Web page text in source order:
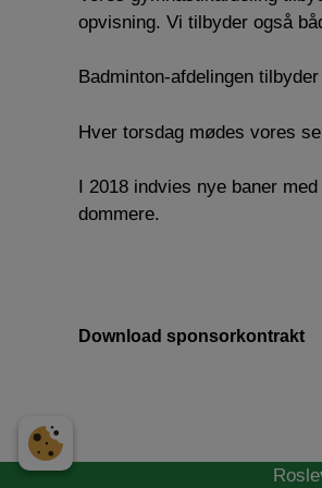
opvisning. Vi tilbyder også
Badminton-afdelingen
Hver torsdag mødes vores
I 2018 indvies nye baner
dommere.
Download sponsorkontrakt